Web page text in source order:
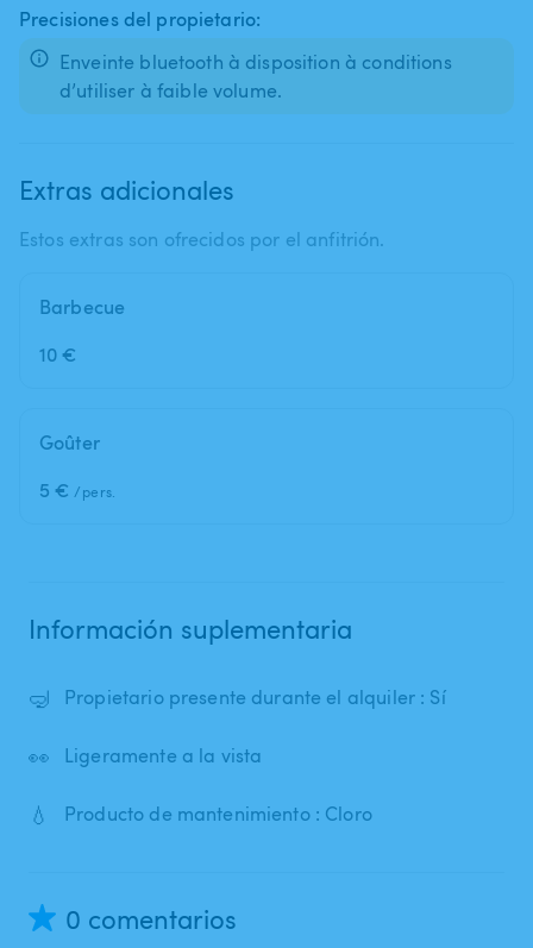
Precisiones del propietario:
Enveinte bluetooth à disposition à conditions
d’utiliser à faible volume.
Extras adicionales
Estos extras son ofrecidos por el anfitrión.
Barbecue
10 €
Goûter
5 € /pers.
Información suplementaria
🤿 Propietario presente durante el alquiler : Sí
👀 Ligeramente a la vista
💧 Producto de mantenimiento : Cloro
0 comentarios